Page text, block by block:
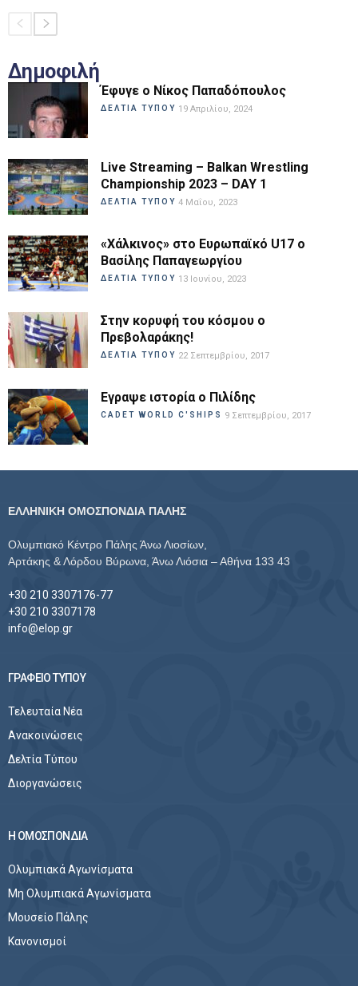
Δημοφιλή
Έφυγε ο Νίκος Παπαδόπουλος
ΔΕΛΤΙΑ ΤΥΠΟΥ 19 Απριλίου, 2024
Live Streaming – Balkan Wrestling
Championship 2023 – DAY 1
ΔΕΛΤΙΑ ΤΥΠΟΥ 4 Μαΐου, 2023
«Χάλκινος» στο Ευρωπαϊκό U17 ο
Βασίλης Παπαγεωργίου
ΔΕΛΤΙΑ ΤΥΠΟΥ 13 Ιουνίου, 2023
Στην κορυφή του κόσμου ο
Πρεβολαράκης!
ΔΕΛΤΙΑ ΤΥΠΟΥ 22 Σεπτεμβρίου, 2017
Εγραψε ιστορία ο Πιλίδης
CADET WORLD C'SHIPS 9 Σεπτεμβρίου, 2017
ΕΛΛΗΝΙΚΗ ΟΜΟΣΠΟΝΔΙΑ ΠΑΛΗΣ
Ολυμπιακό Κέντρο Πάλης Άνω Λιοσίων,
Αρτάκης & Λόρδου Βύρωνα, Άνω Λιόσια – Αθήνα 133 43
+30 210 3307176-77
+30 210 3307178
info@elop.gr
ΓΡΑΦΕΙΟ ΤΥΠΟΥ
Τελευταία Νέα
Ανακοινώσεις
Δελτία Τύπου
Διοργανώσεις
Η ΟΜΟΣΠΟΝΔΙΑ
Ολυμπιακά Αγωνίσματα
Μη Ολυμπιακά Αγωνίσματα
Μουσείο Πάλης
Κανονισμοί